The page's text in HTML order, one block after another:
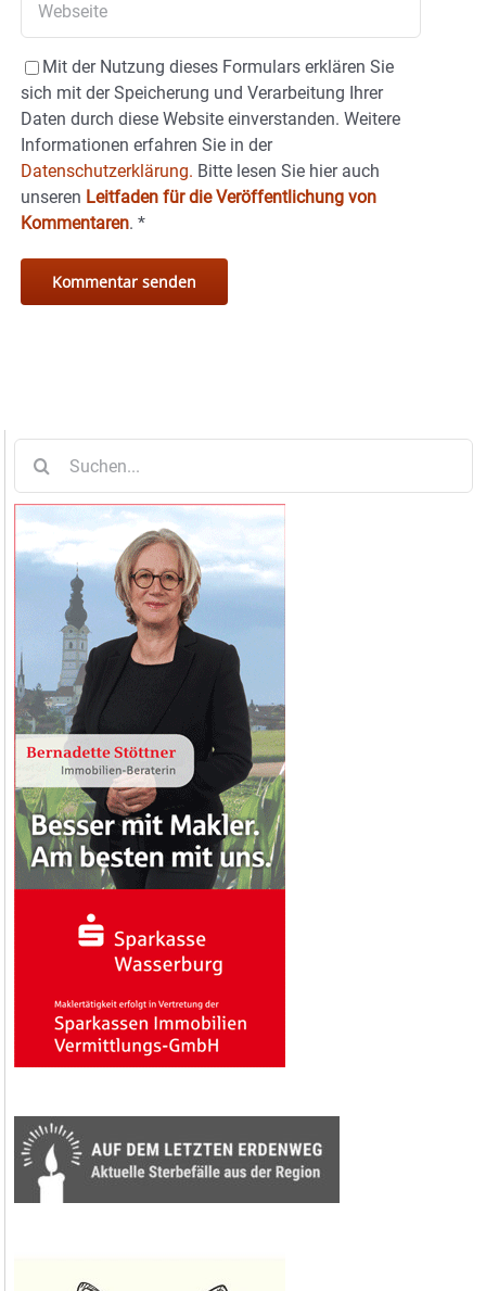
Mit der Nutzung dieses Formulars erklären Sie
sich mit der Speicherung und Verarbeitung Ihrer
Daten durch diese Website einverstanden. Weitere
Informationen erfahren Sie in der
Datenschutzerklärung. Bitte lesen Sie hier auch
unseren Leitfaden für die Veröffentlichung von
Kommentaren. *
nach: